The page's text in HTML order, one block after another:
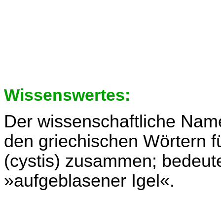
Wissenswertes:
Der wissenschaftliche
den griechischen Wörtern
(cystis) zusammen;
»aufgeblasener Igel«.